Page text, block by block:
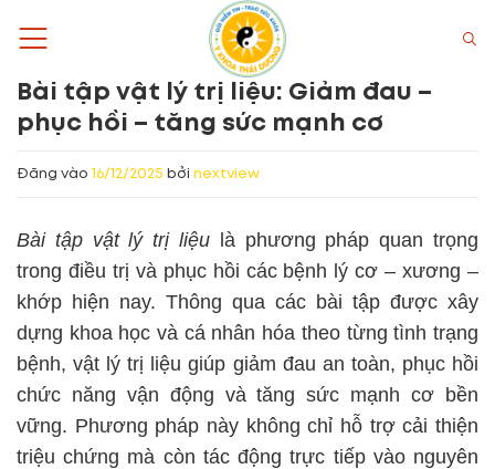
qua
dungBài tập vật lý trị liệu: Giảm đau –
phục hồi – tăng sức mạnh cơ
Đăng vào 16/12/2025 bởi nextview
Bài tập vật lý trị liệu là phương pháp quan trọng
trong điều trị và phục hồi các bệnh lý cơ – xương –
khớp hiện nay. Thông qua các bài tập được xây
dựng khoa học và cá nhân hóa theo từng tình trạng
bệnh, vật lý trị liệu giúp giảm đau an toàn, phục hồi
chức năng vận động và tăng sức mạnh cơ bền
vững. Phương pháp này không chỉ hỗ trợ cải thiện
triệu chứng mà còn tác động trực tiếp vào nguyên